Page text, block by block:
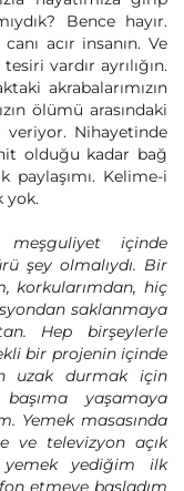
Bence hayır.
acır insanın. Ve
vardır ayrılığın.
akrabalarımızın
ölümü arasındaki
veriyor. Nihayetinde
olduğu kadar bağ
Kelime-i
yok.
içinde
şey olmalıydı. Bir
korkularımdan, hiç
saklanmaya
Hep birşeylerle
bir projenin içinde
uzak durmak için
yaşamaya
Yemek masasında
ve televizyon açık
yemek yediğim ilk
etmeye başladım